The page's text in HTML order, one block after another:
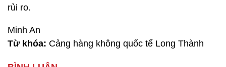
rủi ro.
Minh An
Từ khóa: Cảng hàng không quốc tế Long Thành